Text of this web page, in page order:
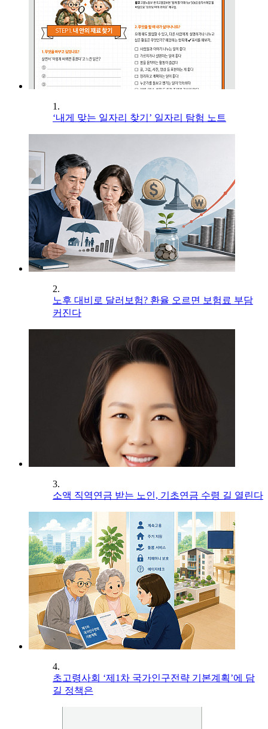
1.
‘내게 맞는 일자리 찾기’ 일자리 탐험 노트
2.
노후 대비로 달러보험? 환율 오르면 보험료 부담
커진다
3.
소액 직역연금 받는 노인, 기초연금 수령 길 열린다
4.
초고령사회 ‘제1차 국가인구전략 기본계획’에 담
길 정책은